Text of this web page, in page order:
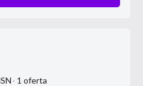
HSN 1 oferta